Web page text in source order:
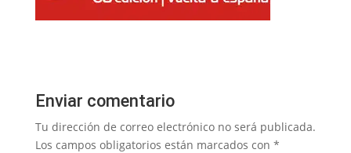
Enviar comentario
Tu dirección de correo electrónico no será publicada.
Los campos obligatorios están marcados con *